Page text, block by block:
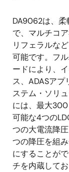
DA9062は、柔
で、マルチコ
リフェラルな
可能です。フ
ードにより、
ス、ADASア
ステム・ソリ
には、最大
可能な4つの
つの大電流降
つの降圧を組
にすることが
チを内蔵して